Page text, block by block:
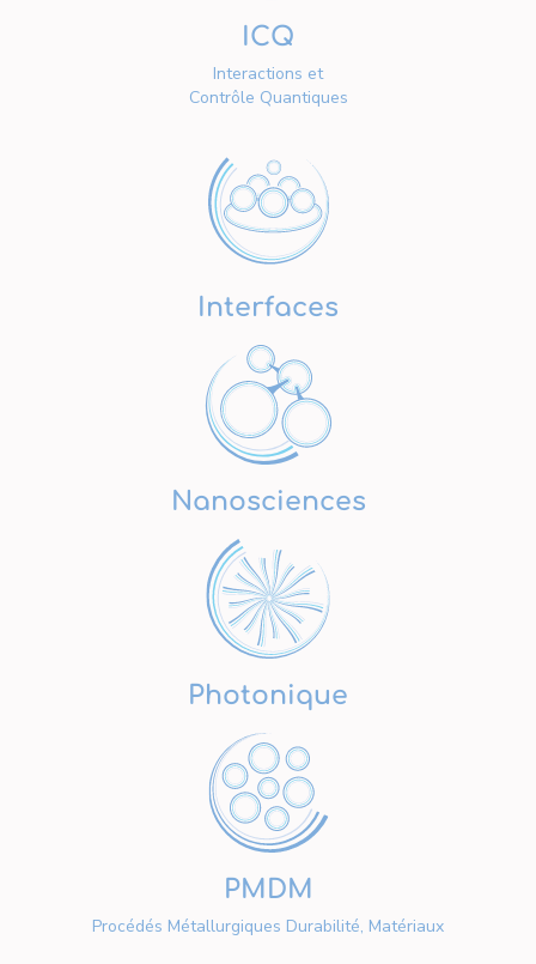
ICQ
Interactions et
Contrôle Quantiques
Interfaces
Nanosciences
Photonique
PMDM
Procédés Métallurgiques Durabilité, Matériaux